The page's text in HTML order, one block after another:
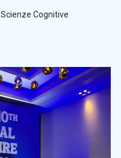
Scienze Cognitive